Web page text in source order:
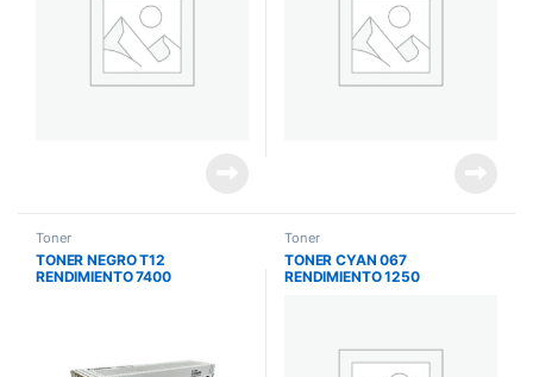
Toner
TONER NEGRO T12
RENDIMIENTO 7400
Toner
TONER CYAN 067
RENDIMIENTO 1250